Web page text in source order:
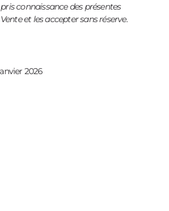
connaissance des présentes
et les accepter sans réserve.
2026